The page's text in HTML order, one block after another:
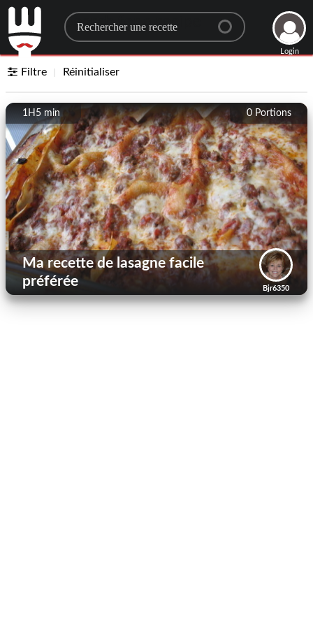
Search for a recipe
Login
Filtre Réinitialiser
0 Portions
1H5 min
Bjr6350
Ma recette de lasagne facile
préférée